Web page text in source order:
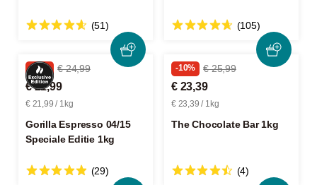
(51) (105)
-12% € 24,99
€ 21,99
€ 21,99 / 1kg
Gorilla Espresso 04/15
Speciale Editie 1kg
(29)
-10% € 25,99
€ 23,39
€ 23,39 / 1kg
The Chocolate Bar 1kg
(4)